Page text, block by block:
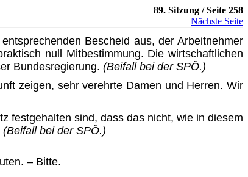
89. Sitzung / Seite 258
Nächste Seite
Bescheid aus, der Arbeitnehmer
null Mitbestimmung. Die wirtschaftlichen
Bundesregierung. (Beifall bei der SPÖ.)
zeigen, sehr verehrte Damen und Herren. Wir
festgehalten sind, dass das nicht, wie in diesem
(Beifall bei der SPÖ.)
– Bitte.